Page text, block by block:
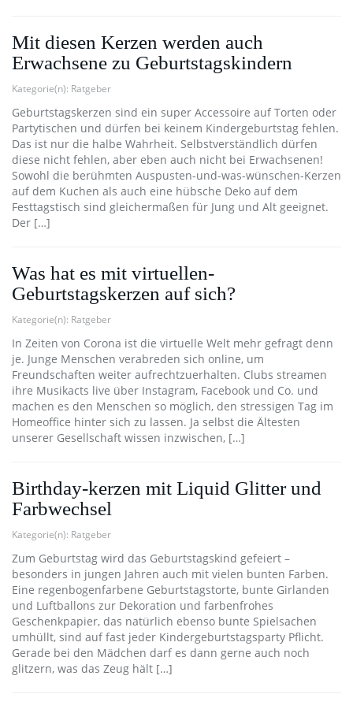
Mit diesen Kerzen werden auch
Erwachsene zu Geburtstagskindern
Kategorie(n): Ratgeber
Geburtstagskerzen sind ein super Accessoire auf Torten oder
Partytischen und dürfen bei keinem Kindergeburtstag fehlen.
Das ist nur die halbe Wahrheit. Selbstverständlich dürfen
diese nicht fehlen, aber eben auch nicht bei Erwachsenen!
Sowohl die berühmten Auspusten-und-was-wünschen-Kerzen
auf dem Kuchen als auch eine hübsche Deko auf dem
Festtagstisch sind gleichermaßen für Jung und Alt geeignet.
Der […]
Was hat es mit virtuellen-
Geburtstagskerzen auf sich?
Kategorie(n): Ratgeber
In Zeiten von Corona ist die virtuelle Welt mehr gefragt denn
je. Junge Menschen verabreden sich online, um
Freundschaften weiter aufrechtzuerhalten. Clubs streamen
ihre Musikacts live über Instagram, Facebook und Co. und
machen es den Menschen so möglich, den stressigen Tag im
Homeoffice hinter sich zu lassen. Ja selbst die Ältesten
unserer Gesellschaft wissen inzwischen, […]
Birthday-kerzen mit Liquid Glitter und
Farbwechsel
Kategorie(n): Ratgeber
Zum Geburtstag wird das Geburtstagskind gefeiert –
besonders in jungen Jahren auch mit vielen bunten Farben.
Eine regenbogenfarbene Geburtstagstorte, bunte Girlanden
und Luftballons zur Dekoration und farbenfrohes
Geschenkpapier, das natürlich ebenso bunte Spielsachen
umhüllt, sind auf fast jeder Kindergeburtstagsparty Pflicht.
Gerade bei den Mädchen darf es dann gerne auch noch
glitzern, was das Zeug hält […]